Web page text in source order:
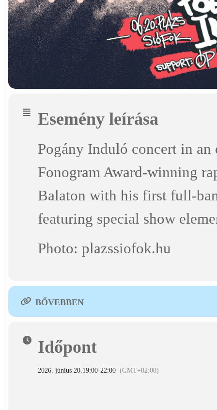
Esemény leírása
Pogány Induló concert in
Fonogram Award-winning
Balaton with his first full-
featuring special show
Photo: plazssiofok.hu
BŐVEBBEN
Időpont
2026. június 20. 19:00-22:00 (GMT+02:00)